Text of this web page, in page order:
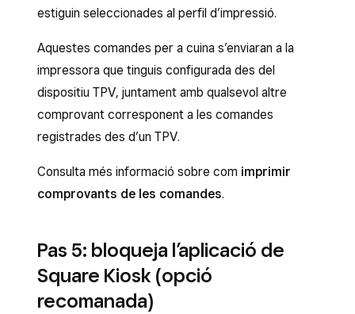
estiguin seleccionades al perfil d’impressió.
Aquestes comandes per a cuina s’enviaran a la
impressora que tinguis configurada des del
dispositiu TPV, juntament amb qualsevol altre
comprovant corresponent a les comandes
registrades des d’un TPV.
Consulta més informació sobre com imprimir
comprovants de les comandes.
​Pas 5: bloqueja l’aplicació de
Square Kiosk (opció
recomanada)